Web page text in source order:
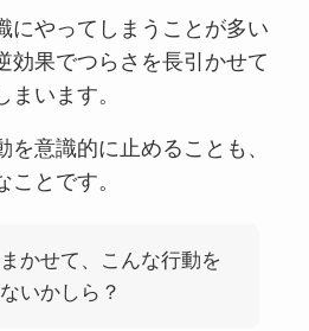
にやってしまうことが多い
効果でつらさを長引かせて
まいます。
意識的に止めることも、
とです。
かせて、こんな行動を
いかしら？